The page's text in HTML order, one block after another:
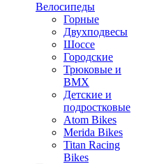
Велосипеды
Горные
Двухподвесы
Шоссе
Городские
Трюковые и
BMX
Детские и
подростковые
Atom Bikes
Merida Bikes
Titan Racing
Bikes